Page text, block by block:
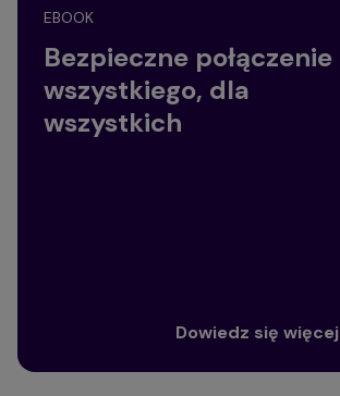
EBOOK
Bezpieczne połączenie
wszystkiego, dla
wszystkich
Dowiedz się więcej